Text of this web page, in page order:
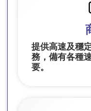
提供高速及穩
務，備有各種
要。